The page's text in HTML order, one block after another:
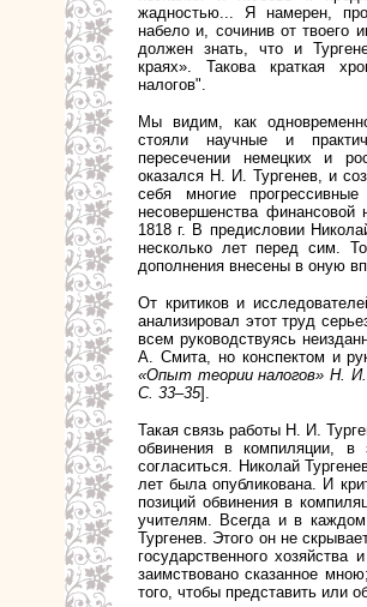
жадностью... Я намерен,
набело и, сочинив от твоего
должен знать, что и
краях». Такова краткая
налогов".
Мы видим, как
стояли научные и
пересечении немецких и
оказался Н. И. Тургенев, и
себя многие
несовершенства финансовой
1818 г. В предисловии
несколько лет перед сим.
дополнения внесены в оную
От критиков и
анализировал этот труд
всем руководствуясь
А. Смита, но конспектом и
«Опыт теории налогов» Н. И.
С. 33–35].
Такая связь работы Н. И.
обвинения в компиляции, в
согласиться. Николай
лет была опубликована. И
позиций обвинения в
учителям. Всегда и в
Тургенев. Этого он не
государственного
заимствовано сказанное
того, чтобы представить или